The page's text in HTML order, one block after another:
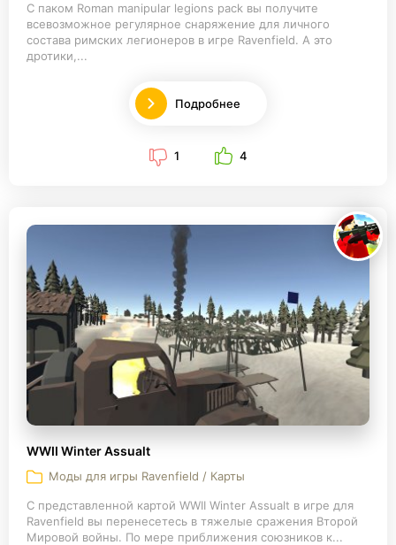
С паком Roman manipular legions pack вы получите
всевозможное регулярное снаряжение для личного
состава римских легионеров в игре Ravenfield. А это
дротики,...
Подробнее
1 4
WWII Winter Assualt
Моды для игры Ravenfield / Карты
С представленной картой WWII Winter Assualt в игре для
Ravenfield вы перенесетесь в тяжелые сражения Второй
Мировой войны. По мере приближения союзников к...